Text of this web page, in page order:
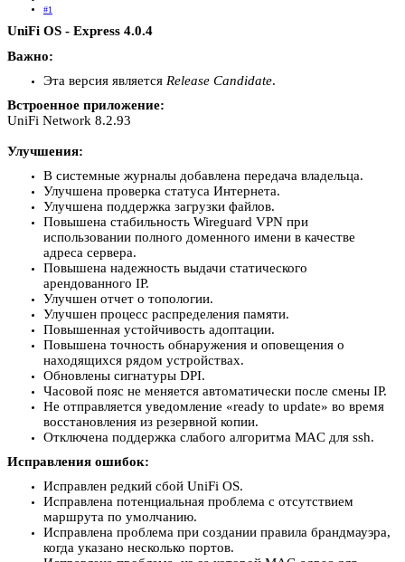
#1
UniFi OS - Express 4.0.4
Важно:
Эта версия является Release Candidate.
Встроенное приложение:
UniFi Network 8.2.93
Улучшения:
В системные журналы добавлена передача владельца.
Улучшена проверка статуса Интернета.
Улучшена поддержка загрузки файлов.
Повышена стабильность Wireguard VPN при
использовании полного доменного имени в качестве
адреса сервера.
Повышена надежность выдачи статического
арендованного IP.
Улучшен отчет о топологии.
Улучшен процесс распределения памяти.
Повышенная устойчивость адоптации.
Повышена точность обнаружения и оповещения о
находящихся рядом устройствах.
Обновлены сигнатуры DPI.
Часовой пояс не меняется автоматически после смены IP.
Не отправляется уведомление «ready to update» во время
восстановления из резервной копии.
Отключена поддержка слабого алгоритма MAC для ssh.
Исправления ошибок:
Исправлен редкий сбой UniFi OS.
Исправлена потенциальная проблема с отсутствием
маршрута по умолчанию.
Исправлена проблема при создании правила брандмауэра,
когда указано несколько портов.